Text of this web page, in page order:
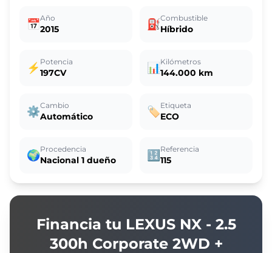
📅Año
2015 ⛽Combustible
Híbrido
⚡ Potencia
197CV 📊Kilómetros
144.000 km
⚙️Cambio
Automático 🏷️Etiqueta
ECO
🌍Procedencia
Nacional 1 dueño 🔢 Referencia
115
Financia tu LEXUS NX - 2.5
300h Corporate 2WD +